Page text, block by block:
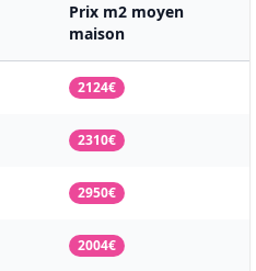
Prix m2 moyen
maison
2124€
2310€
2950€
2004€